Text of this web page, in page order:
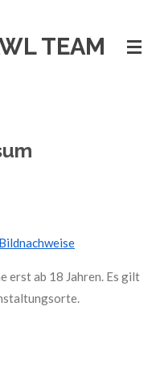
TEAM
Bildnachweise
erst ab 18 Jahren. Es gilt